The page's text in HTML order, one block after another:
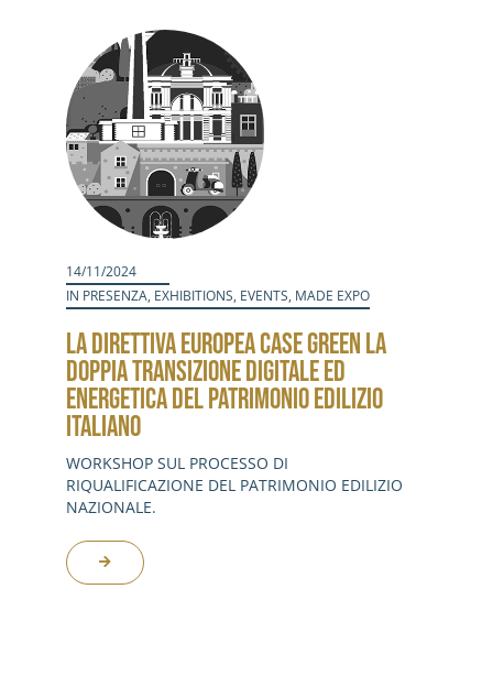
Contacts
Login
14/11/2024
IN PRESENZA, EXHIBITIONS, EVENTS, MADE EXPO
LA DIRETTIVA EUROPEA CASE GREEN LA
DOPPIA TRANSIZIONE DIGITALE ED
ENERGETICA DEL PATRIMONIO EDILIZIO
ITALIANO
WORKSHOP SUL PROCESSO DI
RIQUALIFICAZIONE DEL PATRIMONIO EDILIZIO
NAZIONALE.